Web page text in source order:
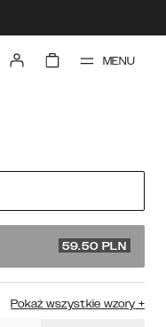
MENU
59.50 PLN
Pokaż wszystkie wzory +